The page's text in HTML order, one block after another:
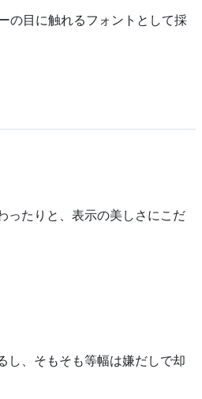
の目に触れるフォントとして採
ったりと、表示の美しさにこだ
し、そもそも等幅は嫌だしで却